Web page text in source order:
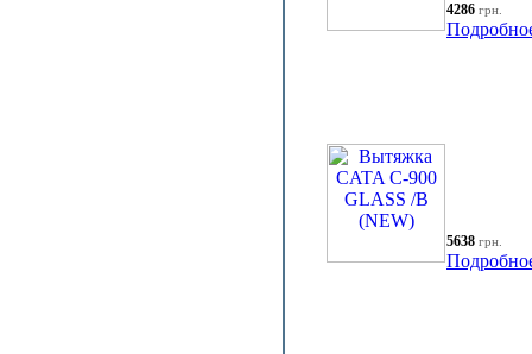
4286 грн.
5638 грн.